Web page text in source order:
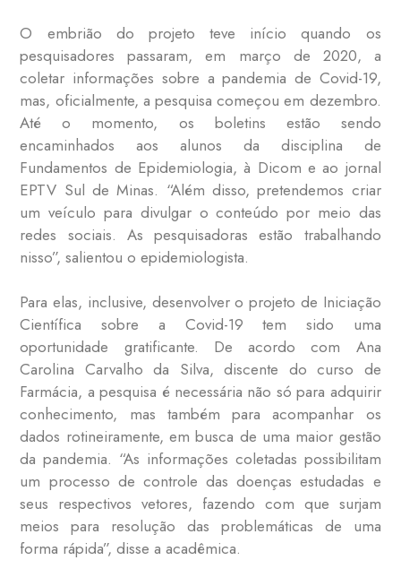
O embrião do projeto teve início quando os
pesquisadores passaram, em março de 2020, a
coletar informações sobre a pandemia de Covid-19,
mas, oficialmente, a pesquisa começou em dezembro.
Até o momento, os boletins estão sendo
encaminhados aos alunos da disciplina de
Fundamentos de Epidemiologia, à Dicom e ao jornal
EPTV Sul de Minas. “Além disso, pretendemos criar
um veículo para divulgar o conteúdo por meio das
redes sociais. As pesquisadoras estão trabalhando
nisso”, salientou o epidemiologista.
Para elas, inclusive, desenvolver o projeto de Iniciação
Científica sobre a Covid-19 tem sido uma
oportunidade gratificante. De acordo com Ana
Carolina Carvalho da Silva, discente do curso de
Farmácia, a pesquisa é necessária não só para adquirir
conhecimento, mas também para acompanhar os
dados rotineiramente, em busca de uma maior gestão
da pandemia. “As informações coletadas possibilitam
um processo de controle das doenças estudadas e
seus respectivos vetores, fazendo com que surjam
meios para resolução das problemáticas de uma
forma rápida”, disse a acadêmica.